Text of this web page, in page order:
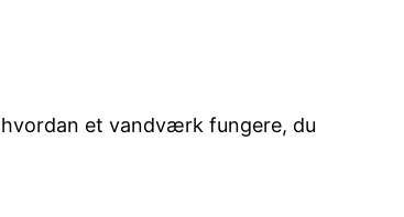
et vandværk fungere, du